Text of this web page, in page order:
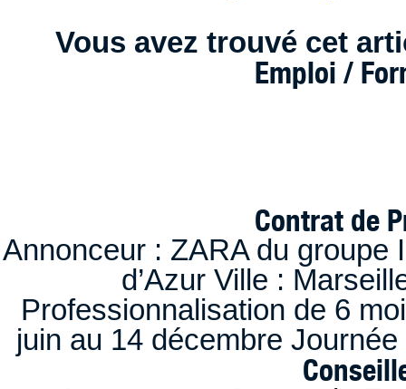
Vous avez trouvé cet
Emploi /
Contrat de
Annonceur : ZARA du
d’Azur Ville :
Professionnalisation de 6
juin au 14 décembre